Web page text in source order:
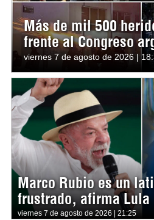
Más de mil 500
frente al Congreso
viernes 7 de agosto de 2026 |
Marco Rubio es un
frustrado, afirma Lula
viernes 7 de agosto de 2026 | 21:25